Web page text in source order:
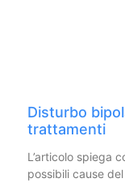
Disturbo
trattamenti
L’articolo spiega
possibili cause